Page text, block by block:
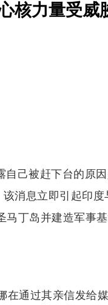
核力量受威
己被赶下台的原
消息立即引起印
丁岛并建造军事
通过其亲信发给